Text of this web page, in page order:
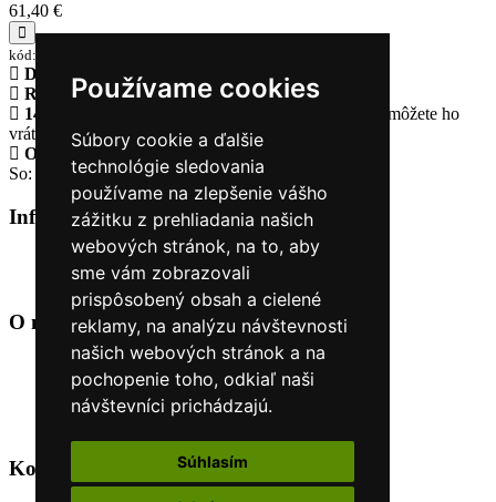
Používame cookies
Súbory cookie a ďalšie
technológie sledovania
používame na zlepšenie vášho
zážitku z prehliadania našich
webových stránok, na to, aby
sme vám zobrazovali
prispôsobený obsah a cielené
reklamy, na analýzu návštevnosti
našich webových stránok a na
pochopenie toho, odkiaľ naši
návštevníci prichádzajú.
Súhlasím
61,40 €
kód:GTS407022M033
Doprava zadarmo
pri objednávke nad 230€
Rýchle dodanieTovar Vám odošleme do 24 hodín
14 Dní na vrátenie tovaru
Ak Vám tovar nesadne, môžete ho
vrátiť
Otvorené celý týždeň
Po - pia: 8:30 - 16:30
So: 9:00 - 12:00
Informácie+
O nás
Kontakt
O nás +
Úvod
Obchodné podmienky
Nákup na splátky cez Quatro
Kontakt